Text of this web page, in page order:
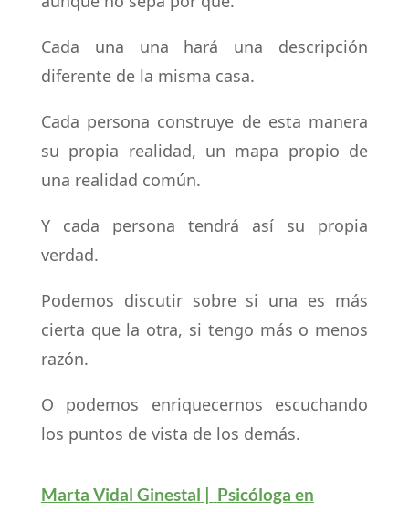
Cada una una hará una descripción
diferente de la misma casa.
Cada persona construye de esta manera
su propia realidad, un mapa propio de
una realidad común.
Y cada persona tendrá así su propia
verdad.
Podemos discutir sobre si una es más
cierta que la otra, si tengo más o menos
razón.
O podemos enriquecernos escuchando
los puntos de vista de los demás.
Marta Vidal Ginestal |
Psicóloga en